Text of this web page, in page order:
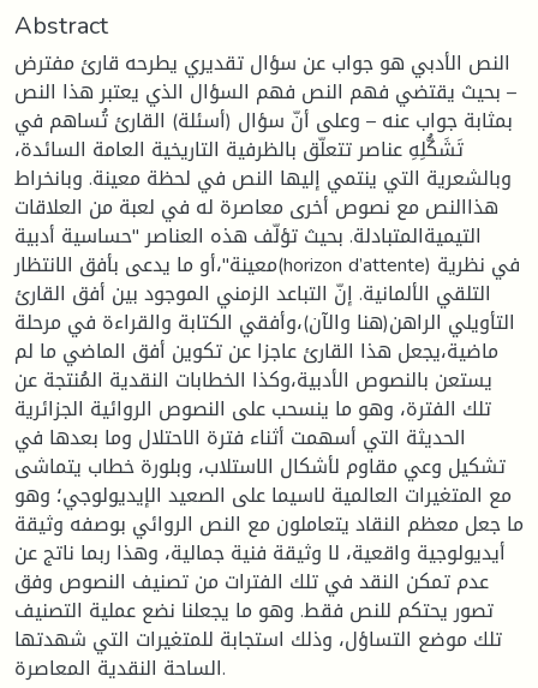
Abstract
النص الأدبي هو جواب عن سؤال تقديري يطرحه قارئ مفترض
– بحيث يقتضي فهم النص فهم السؤال الذي يعتبر هذا النص
بمثابة جواب عنه – وعلى أنّ سؤال (أسئلة) القارئ تُساهم في
تَشَكُّلِهِ عناصر تتعلّق بالظرفية التاريخية العامة السائدة،
وبالشعرية التي ينتمي إليها النص في لحظة معينة. وبانخراط
هذاالنص مع نصوص أخرى معاصرة له في لعبة من العلاقات
التيميةالمتبادلة. بحيث تؤلّف هذه العناصر "حساسية أدبية
معينة"،أو ما يدعى بأفق الانتظار(horizon d’attente) في نظرية
التلقي الألمانية. إنّ التباعد الزمني الموجود بين أفق القارئ
التأويلي الراهن(هنا والآن)،وأفقي الكتابة والقراءة في مرحلة
ماضية،يجعل هذا القارئ عاجزا عن تكوين أفق الماضي ما لم
يستعن بالنصوص الأدبية،وكذا الخطابات النقدية المُنتجة عن
تلك الفترة، وهو ما ينسحب على النصوص الروائية الجزائرية
الحديثة التي أسهمت أثناء فترة الاحتلال وما بعدها في
تشكيل وعي مقاوم لأشكال الاستلاب، وبلورة خطاب يتماشى
مع المتغيرات العالمية لاسيما على الصعيد الإيديولوجي؛ وهو
ما جعل معظم النقاد يتعاملون مع النص الروائي بوصفه وثيقة
أيديولوجية واقعية، لا وثيقة فنية جمالية، وهذا ربما ناتج عن
عدم تمكن النقد في تلك الفترات من تصنيف النصوص وفق
تصور يحتكم للنص فقط. وهو ما يجعلنا نضع عملية التصنيف
تلك موضع التساؤل، وذلك استجابة للمتغيرات التي شهدتها
الساحة النقدية المعاصرة.